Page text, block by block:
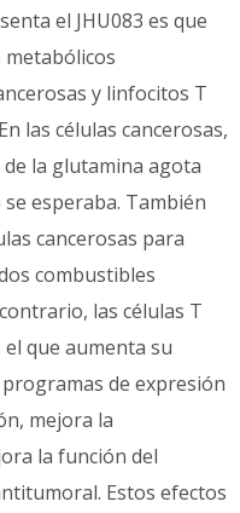
el JHU083 es que
y linfocitos T
las células cancerosas,
la glutamina agota
esperaba. También
cancerosas para
combustibles
las células T
que aumenta su
de expresión
mejora la
la función del
Estos efectos